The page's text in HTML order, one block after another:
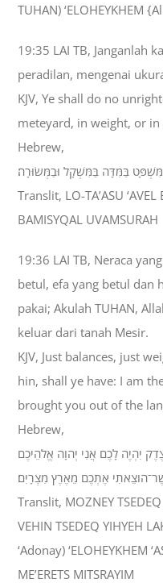
TUHAN) ‘ELOHEYKHEM
19:35 LAI TB, Janganlah
peradilan, mengenai
KJV, Ye shall do no
meteyard, in weight, or in
Hebrew,
בַּמִּדָּה בַּמִּשְׁקָל וּבַמְּשׂוּרָה׃
Translit, LO-TA’ASU
BAMISYQAL UVAMSURAH
19:36 LAI TB, Neraca
betul, efa yang betul dan
pakai; Akulah TUHAN,
keluar dari tanah Mesir.
KJV, Just balances, just
hin, shall ye have: I am
brought you out of the
Hebrew,
יִהְיֶה לָכֶם אֲנִי יְהוָה אֱלֹהֵיכֶם
אֶתְכֶם מֵאֶרֶץ מִצְרָיִם׃
Translit, MOZNEY TSEDEQ
VEHIN TSEDEQ YIHYEH
‘Adonay) ‘ELOHEYKHEM
ME’ERETS MITSRAYIM